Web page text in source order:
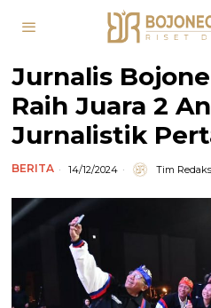
Jurnalis
Raih Juara 2
Jurnalistik
BERITA 14/12/2024 Tim